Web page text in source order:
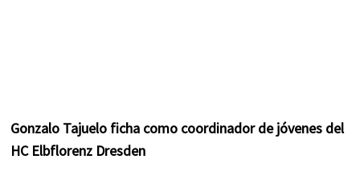
Gonzalo Tajuelo ficha como coordinador de jóvenes del
HC Elbflorenz Dresden